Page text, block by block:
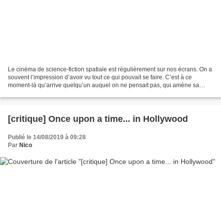
Le cinéma de science-fiction spatiale est régulièrement sur nos écrans. On a
souvent l’impression d’avoir vu tout ce qui pouvait se faire. C’est à ce
moment-là qu’arrive quelqu’un auquel on ne pensait pas, qui amène sa
[critique] Once upon a time... in Hollywood
Publié le 14/08/2019 à 09:28
Par Nico